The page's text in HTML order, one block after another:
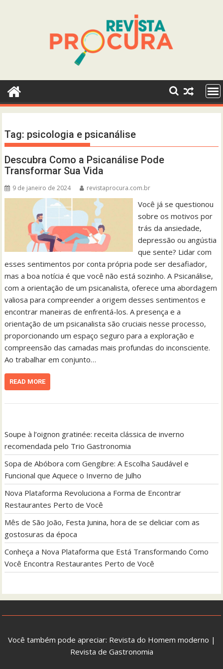
Tag: psicologia e psicanálise
Descubra Como a Psicanálise Pode
Transformar Sua Vida
9 de janeiro de 2024 revistaprocura.com.br
Você já se questionou
sobre os motivos por
trás da ansiedade,
depressão ou angústia
que sente? Lidar com
esses sentimentos por conta própria pode ser desafiador,
mas a boa notícia é que você não está sozinho. A Psicanálise,
com a orientação de um psicanalista, oferece uma abordagem
valiosa para compreender a origem desses sentimentos e
encontrar maneiras de enfrentá-los. A presença e a
orientação de um psicanalista são cruciais nesse processo,
proporcionando um espaço seguro para a exploração e
compreensão das camadas mais profundas do inconsciente.
Ao trabalhar em conjunto…
READ MORE
Soupe à l’oignon gratinée: receita clássica de inverno
recomendada pelo Trio Gastronomia
Sopa de Abóbora com Gengibre: A Escolha Saudável e
Funcional que Aquece o Inverno de Julho
Nova Plataforma Revoluciona a Forma de Encontrar
Restaurantes Perto de Você
Mês de São João, Festa Junina, hora de se deliciar com as
gostosuras da época
Conheça a Nova Plataforma que Está Transformando Como
Você Encontra Restaurantes Perto de Você
Você também pode apreciar: Revista do Homem moderno |
Revista de Gastronomia